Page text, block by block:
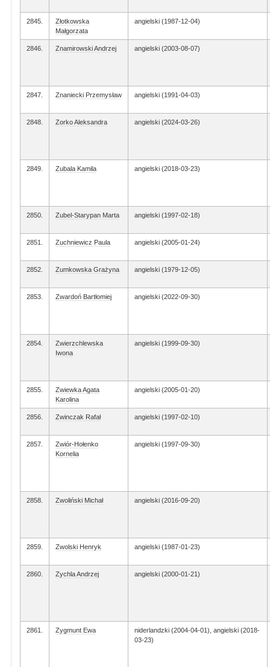
2845.
Złotkowska
Małgorzata
angielski (1987-12-04)
2846. Znamirowski Andrzej angielski (2003-08-07)
2847. Znaniecki Przemysław angielski (1991-04-03)
2848. Zorko Aleksandra angielski (2024-03-26)
2849. Zubala Kamila angielski (2018-03-23)
2850. Zubel-Starypan Marta angielski (1997-02-18)
2851. Zuchniewicz Paula angielski (2005-01-24)
2852. Zumkowska Grażyna angielski (1979-12-05)
2853. Zwardoń Bartłomiej angielski (2022-09-30)
2854.
Zwierzchlewska
Iwona
angielski (1999-09-30)
2855.
Zwiewka Agata
Karolina
angielski (2005-01-20)
2856. Zwinczak Rafał angielski (1997-02-10)
2857.
Zwiór-Hołenko
Kornelia
angielski (1997-09-30)
2858. Zwoliński Michał angielski (2016-09-20)
2859. Zwolski Henryk angielski (1987-01-23)
2860. Zychla Andrzej angielski (2000-01-21)
2861. Zygmunt Ewa
niderlandzki (2004-04-01), angielski (2018-
03-23)